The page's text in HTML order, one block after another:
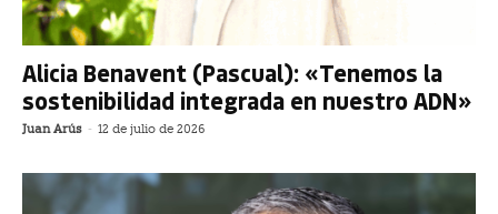
Alicia Benavent (Pascual): «Tenemos la
sostenibilidad integrada en nuestro ADN»
Juan Arús - 12 de julio de 2026